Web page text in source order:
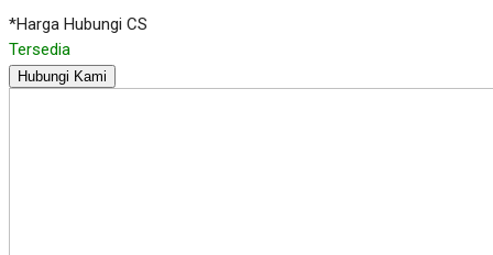
*Harga Hubungi CS
Tersedia
Hubungi Kami